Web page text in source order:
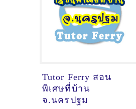
Tutor Ferry สอน
พิเศษที่บ้าน
จ.นครปฐม